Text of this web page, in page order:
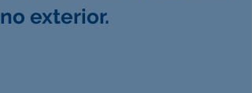
no exterior.